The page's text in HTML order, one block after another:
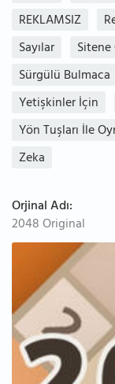
REKLAMSIZ
Sayılar
Sürgülü Bulmaca
Yetişkinler İçin
Yön Tuşları İle
Zeka
Orjinal Adı:
2048 Original